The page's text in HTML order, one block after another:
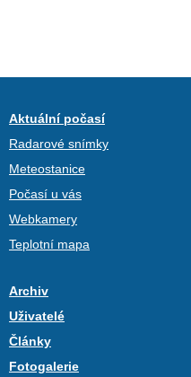
Aktuální počasí
Radarové snímky
Meteostanice
Počasí u vás
Webkamery
Teplotní mapa
Archiv
Uživatelé
Články
Fotogalerie